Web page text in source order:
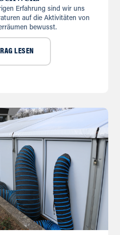
Erfahrung sind wir uns
auf die Aktivitäten von
bewusst.
LESEN